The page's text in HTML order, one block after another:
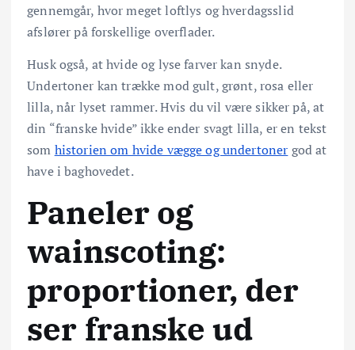
gennemgår, hvor meget loftlys og hverdagsslid
afslører på forskellige overflader.
Husk også, at hvide og lyse farver kan snyde.
Undertoner kan trække mod gult, grønt, rosa eller
lilla, når lyset rammer. Hvis du vil være sikker på, at
din “franske hvide” ikke ender svagt lilla, er en tekst
som historien om hvide vægge og undertoner god at
have i baghovedet.
Paneler og
wainscoting:
proportioner, der
ser franske ud